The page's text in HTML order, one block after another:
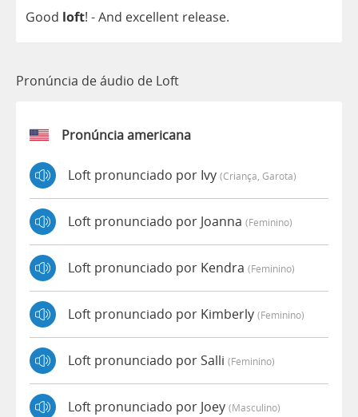
Good loft! -And excellent release.
Pronúncia de áudio de Loft
Pronúncia americana
Loft pronunciado por Ivy (criança, Garota)
Loft pronunciado por Joanna (feminino)
Loft pronunciado por Kendra (feminino)
Loft pronunciado por Kimberly (feminino)
Loft pronunciado por Salli (feminino)
Loft pronunciado por Joey (masculino)